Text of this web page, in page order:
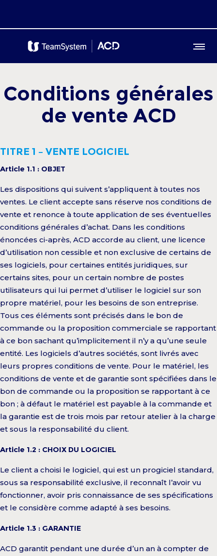
Conditions générales
de vente ACD
TITRE 1 – VENTE LOGICIEL
Article 1.1 : OBJET
Les dispositions qui suivent s’appliquent à toutes nos
ventes. Le client accepte sans réserve nos conditions de
vente et renonce à toute application de ses éventuelles
conditions générales d’achat. Dans les conditions
énoncées ci-après, ACD accorde au client, une licence
d’utilisation non cessible et non exclusive de certains de
ses logiciels, pour certaines entités juridiques, sur
certains sites, pour un certain nombre de postes
utilisateurs qui lui permet d’utiliser le logiciel sur son
propre matériel, pour les besoins de son entreprise.
Tous ces éléments sont précisés dans le bon de
commande ou la proposition commerciale se rapportant
à ce bon sachant qu’implicitement il n’y a qu’une seule
entité. Les logiciels d’autres sociétés, sont livrés avec
leurs propres conditions de vente. Pour le matériel, les
conditions de vente et de garantie sont spécifiées dans le
bon de commande ou la proposition se rapportant à ce
bon ; à défaut le matériel est payable à la commande et
la garantie est de trois mois par retour atelier à la charge
et sous la responsabilité du client.
Article 1.2 : CHOIX DU LOGICIEL
Le client a choisi le logiciel, qui est un progiciel standard,
sous sa responsabilité exclusive, il reconnaît l’avoir vu
fonctionner, avoir pris connaissance de ses spécifications
et le considère comme adapté à ses besoins.
Article 1.3 : GARANTIE
ACD garantit pendant une durée d’un an à compter de